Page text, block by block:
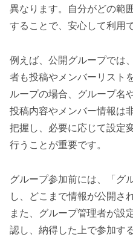
異なります。自分がどの範
することで、安心して利用
例えば、公開グループでは
者も投稿やメンバーリスト
ループの場合、グループ名
投稿内容やメンバー情報は
把握し、必要に応じて設定
行うことが重要です。
グループ参加前には、「グ
し、どこまで情報が公開さ
また、グループ管理者が設
認し、納得した上で参加す